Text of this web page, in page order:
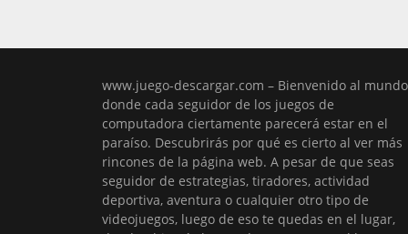
www.juego-descargar.com – Bienvenido al
donde cada seguidor de los juegos de
computadora ciertamente parecerá estar en el
paraíso. Descubrirás por qué es cierto al ver más
rincones de la página web. A pesar de que seas
seguidor de estrategias, tiradores, actividad
deportiva, aventura o cualquier otro tipo de
videojuegos, luego de eso te quedas en el lugar,